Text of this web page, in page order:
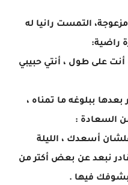
التمست رانيا له
راضية:
على طول ، أنتي حبيبي
ببلوغه ما تمناه ،
السعادة :
أسعدك ، الليلة
نبعد عن بعض أكتر من
فيها .